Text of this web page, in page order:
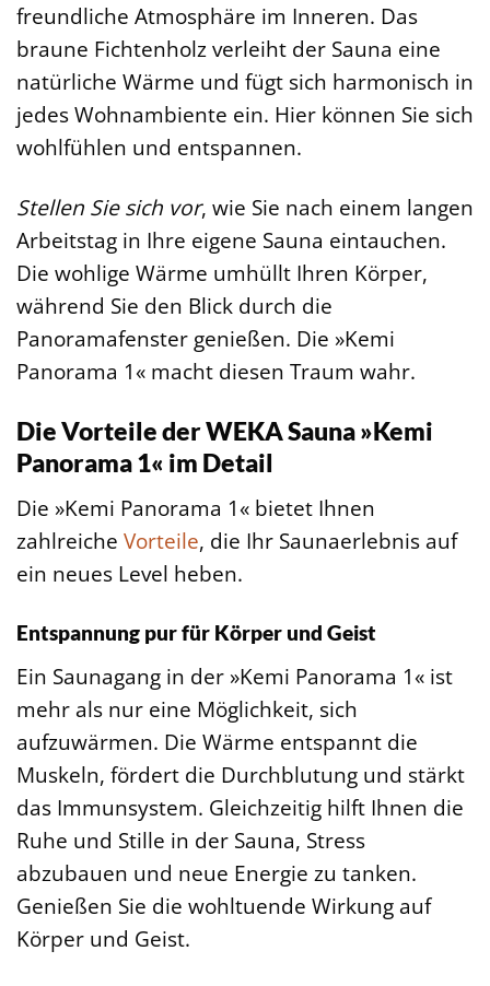
freundliche Atmosphäre im Inneren. Das
braune Fichtenholz verleiht der Sauna eine
natürliche Wärme und fügt sich harmonisch in
jedes Wohnambiente ein. Hier können Sie sich
wohlfühlen und entspannen.
Stellen Sie sich vor, wie Sie nach einem langen
Arbeitstag in Ihre eigene Sauna eintauchen.
Die wohlige Wärme umhüllt Ihren Körper,
während Sie den Blick durch die
Panoramafenster genießen. Die »Kemi
Panorama 1« macht diesen Traum wahr.
Die Vorteile der WEKA Sauna »Kemi
Panorama 1« im Detail
Die »Kemi Panorama 1« bietet Ihnen
zahlreiche Vorteile, die Ihr Saunaerlebnis auf
ein neues Level heben.
Entspannung pur für Körper und Geist
Ein Saunagang in der »Kemi Panorama 1« ist
mehr als nur eine Möglichkeit, sich
aufzuwärmen. Die Wärme entspannt die
Muskeln, fördert die Durchblutung und stärkt
das Immunsystem. Gleichzeitig hilft Ihnen die
Ruhe und Stille in der Sauna, Stress
abzubauen und neue Energie zu tanken.
Genießen Sie die wohltuende Wirkung auf
Körper und Geist.